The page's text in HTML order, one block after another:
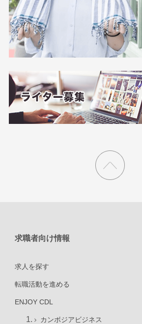
求職者向け情報
求人を探す
転職活動を進める
ENJOY CDL
カンボジアビジネス